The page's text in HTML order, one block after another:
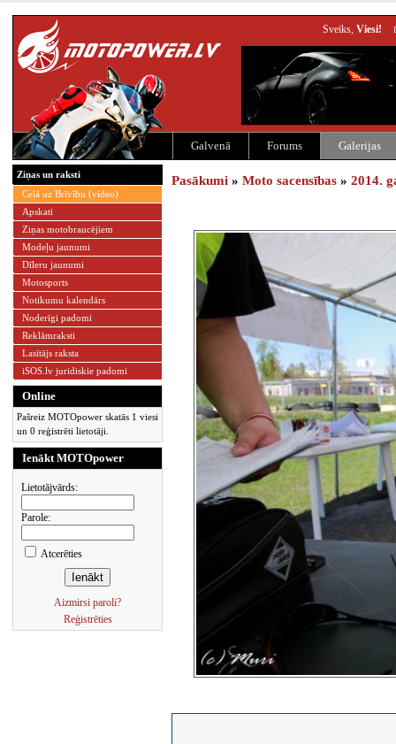
Sveiks, Viesi!
Galvenā Forums Galerijas
Ziņas un raksti
Ceļā uz Brīvību (video)
Apskati
Ziņas motobraucējiem
Modeļu jaunumi
Dīleru jaunumi
Motosports
Notikumu kalendārs
Noderīgi padomi
Reklāmraksti
Lasītājs raksta
iSOS.lv juridiskie padomi
Online
Pašreiz MOTOpower skatās 1 viesi
un 0 reģistrēti lietotāji.
Ienākt MOTOpower
Lietotājvārds:
Parole:
Atcerēties
Aizmirsi paroli?
Reģistrēties
Pasākumi » Moto sacensības » 2014.